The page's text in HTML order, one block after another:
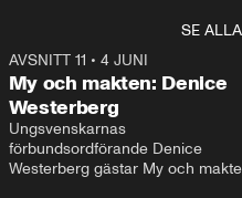
SE ALLA
AVSNITT 11 • 4 JUNI
My och makten: Denice
Westerberg
Ungsvenskarnas
förbundsordförande Denice
Westerberg gästar My och